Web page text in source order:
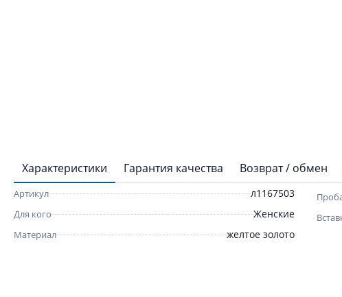
Характеристики Гарантия качества Возврат / обмен
Артикул л1167503
Для кого Женские
Материал желтое золото